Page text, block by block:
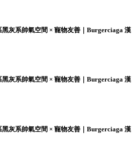
黑灰系帥氣空間 × 寵物友善｜Burgerciaga 漢
黑灰系帥氣空間 × 寵物友善｜Burgerciaga 漢
黑灰系帥氣空間 × 寵物友善｜Burgerciaga 漢